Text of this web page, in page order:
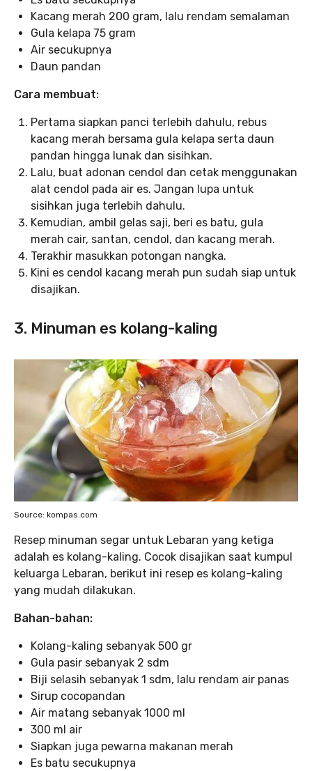
Kacang merah 200 gram, lalu rendam semalaman
Gula kelapa 75 gram
Air secukupnya
Daun pandan
Cara membuat:
Pertama siapkan panci terlebih dahulu, rebus
kacang merah bersama gula kelapa serta daun
pandan hingga lunak dan sisihkan.
Lalu, buat adonan cendol dan cetak menggunakan
alat cendol pada air es. Jangan lupa untuk
sisihkan juga terlebih dahulu.
Kemudian, ambil gelas saji, beri es batu, gula
merah cair, santan, cendol, dan kacang merah.
Terakhir masukkan potongan nangka.
Kini es cendol kacang merah pun sudah siap untuk
disajikan.
3. Minuman es kolang-kaling
Source: kompas.com
Resep minuman segar untuk Lebaran yang ketiga
adalah es kolang-kaling. Cocok disajikan saat kumpul
keluarga Lebaran, berikut ini resep es kolang-kaling
yang mudah dilakukan.
Bahan-bahan:
Kolang-kaling sebanyak 500 gr
Gula pasir sebanyak 2 sdm
Biji selasih sebanyak 1 sdm, lalu rendam air panas
Sirup cocopandan
Air matang sebanyak 1000 ml
300 ml air
Siapkan juga pewarna makanan merah
Es batu secukupnya